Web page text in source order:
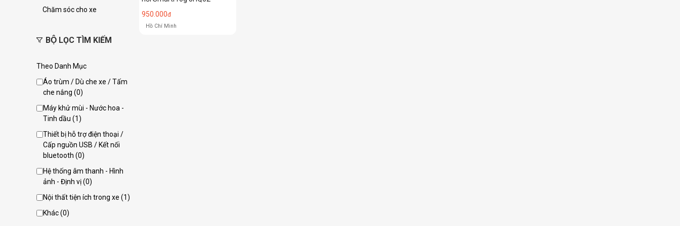
Chăm sóc cho xe
BỘ LỌC TÌM KIẾM
Theo Danh Mục
Áo trùm / Dù che xe / Tấm
che nắng (0)
Máy khử mùi - Nước hoa -
Tinh dầu (1)
Thiết bị hỗ trợ điện thoại /
Cấp nguồn USB / Kết nối
bluetooth (0)
Hệ thống âm thanh - Hình
ảnh - Định vị (0)
Nội thất tiện ích trong xe (1)
Khác (0)
950.000đ
Hồ Chí Minh